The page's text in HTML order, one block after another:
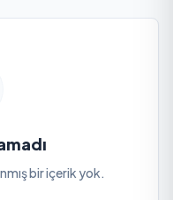
bir içerik yok.